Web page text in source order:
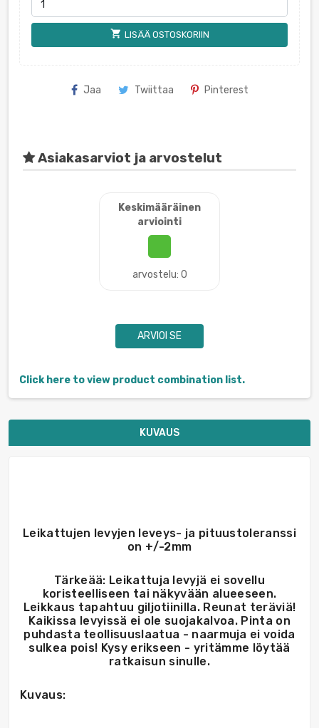
shopping_cart LISÄÄ OSTOSKORIIN
Jaa Twiittaa Pinterest
Asiakasarviot ja arvostelut
Keskimääräinen
arviointi
arvostelu: 0
ARVIOI SE
Click here to view product combination list.
KUVAUS
Leikattujen levyjen leveys- ja pituustoleranssi
on +/-2mm
Tärkeää: Leikattuja levyjä ei sovellu
koristeelliseen tai näkyvään alueeseen.
Leikkaus tapahtuu giljotiinilla. Reunat teräviä!
Kaikissa levyissä ei ole suojakalvoa. Pinta on
puhdasta teollisuuslaatua - naarmuja ei voida
sulkea pois! Kysy erikseen - yritämme löytää
ratkaisun sinulle.
Kuvaus: